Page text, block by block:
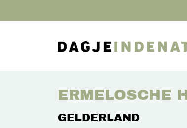
ERMELOSCHE
GELDERLAND